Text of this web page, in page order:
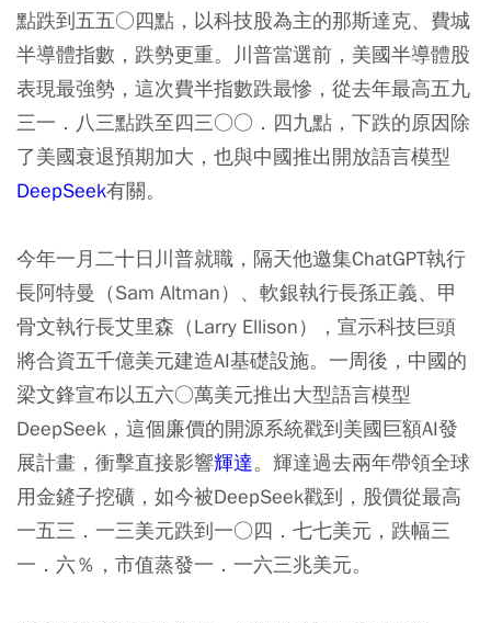
點跌到五五○四點，以科技股為主的那斯達克、費城
半導體指數，跌勢更重。川普當選前，美國半導體股
表現最強勢，這次費半指數跌最慘，從去年最高五九
三一．八三點跌至四三○○．四九點，下跌的原因除
了美國衰退預期加大，也與中國推出開放語言模型
DeepSeek有關。
今年一月二十日川普就職，隔天他邀集ChatGPT執行
長阿特曼（Sam Altman）、軟銀執行長孫正義、甲
骨文執行長艾里森（Larry Ellison），宣示科技巨頭
將合資五千億美元建造AI基礎設施。一周後，中國的
梁文鋒宣布以五六○萬美元推出大型語言模型
DeepSeek，這個廉價的開源系統戳到美國巨額AI發
展計畫，衝擊直接影響輝達。輝達過去兩年帶領全球
用金鏟子挖礦，如今被DeepSeek戳到，股價從最高
一五三．一三美元跌到一○四．七七美元，跌幅三
一．六％，市值蒸發一．一六三兆美元。